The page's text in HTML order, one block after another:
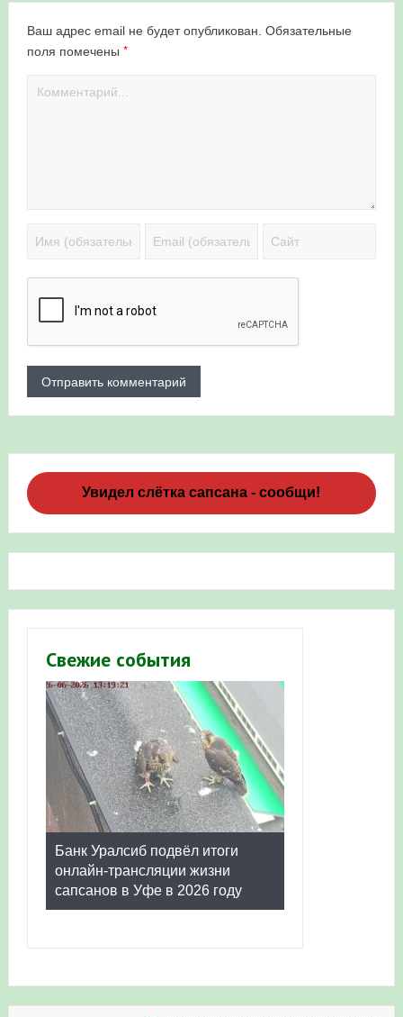
Ваш адрес email не будет опубликован. Обязательные
поля помечены *
Увидел слётка сапсана - сообщи!
Свежие события
Банк Уралсиб подвёл итоги
онлайн-трансляции жизни
сапсанов в Уфе в 2026 году